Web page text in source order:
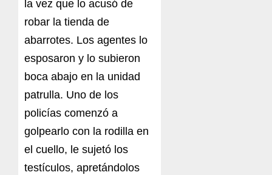
la vez que lo acusó de
robar la tienda de
abarrotes. Los agentes lo
esposaron y lo subieron
boca abajo en la unidad
patrulla. Uno de los
policías comenzó a
golpearlo con la rodilla en
el cuello, le sujetó los
testículos, apretándolos